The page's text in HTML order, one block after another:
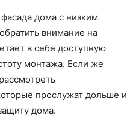
дома с низким
внимание на
в себе доступную
монтажа. Если же
прослужат дольше и
дома.